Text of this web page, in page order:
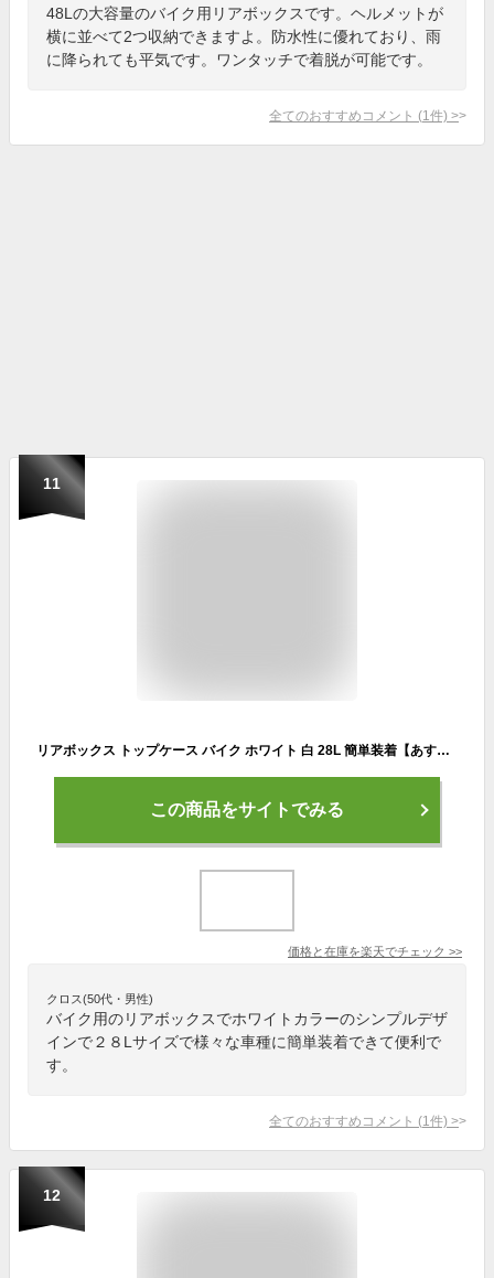
48Lの大容量のバイク用リアボックスです。ヘルメットが
横に並べて2つ収納できますよ。防水性に優れており、雨
に降られても平気です。ワンタッチで着脱が可能です。
全てのおすすめコメント (1 件) >
11
リアボックス トップケース バイク ホワイト 白 28L 簡単装着【あす楽】【配送種別:B】
この商品をサイトでみる
価格と在庫を楽天でチェック >>
クロス(50代・男性)
バイク用のリアボックスでホワイトカラーのシンプルデザ
インで２８Lサイズで様々な車種に簡単装着できて便利で
す。
全てのおすすめコメント (1 件) >
12